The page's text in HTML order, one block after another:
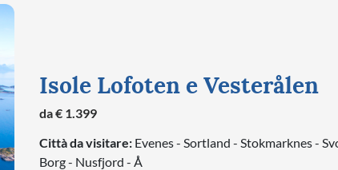
Isole Lofoten e Vesterålen
da € 1.399
Città da visitare: Evenes - Sortland - Stokmarknes -
Borg - Nusfjord - Å